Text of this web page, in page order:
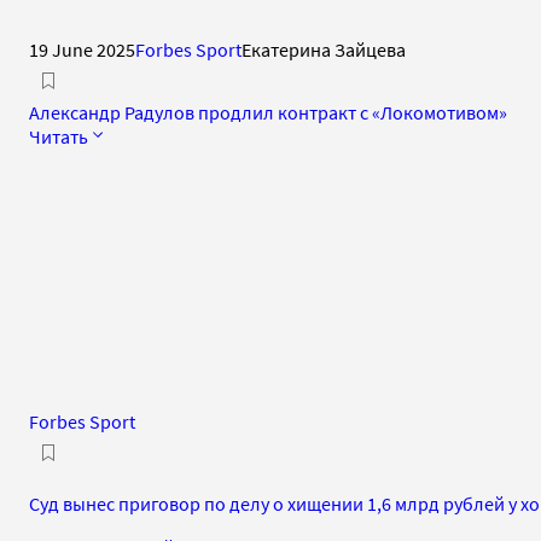
19 June 2025Forbes SportЕкатерина Зайцева
Александр Радулов продлил контракт с «Локомотивом»
Читать
Forbes Sport
Суд вынес приговор по делу о хищении 1,6 млрд рублей у